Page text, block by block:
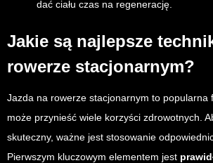
dać ciału czas na regenerację.
Jakie są najlepsze
rowerze stacjonarnym?
Jazda na rowerze stacjonarnym to popularna
może przynieść wiele korzyści zdrowotnych.
skuteczny, ważne jest stosowanie
Pierwszym kluczowym elementem jest